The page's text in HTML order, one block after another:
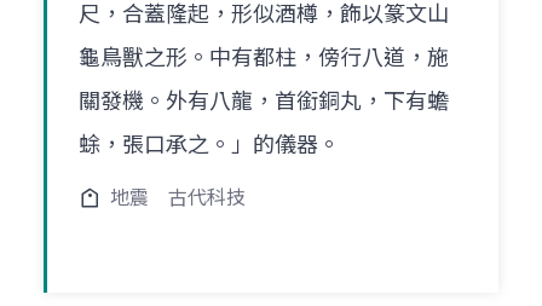
尺，合蓋隆起，形似酒樽，飾以篆文山
龜鳥獸之形。中有都柱，傍行八道，施
關發機。外有八龍，首銜銅丸，下有蟾
蜍，張口承之。」的儀器。
地震 古代科技